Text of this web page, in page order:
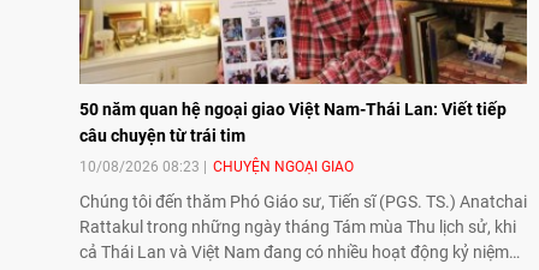
50 năm quan hệ ngoại giao Việt Nam-Thái Lan: Viết tiếp
câu chuyện từ trái tim
10/08/2026 08:23 CHUYỆN NGOẠI GIAO
Chúng tôi đến thăm Phó Giáo sư, Tiến sĩ (PGS. TS.) Anatchai
Rattakul trong những ngày tháng Tám mùa Thu lịch sử, khi
cả Thái Lan và Việt Nam đang có nhiều hoạt động kỷ niệm